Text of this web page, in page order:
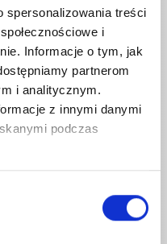
spersonalizowania treści
i
Informacje o tym, jak
partnerom
i analitycznym.
z innymi danymi
podczas